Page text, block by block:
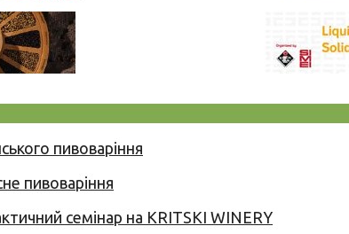
пивоваріння
пивоваріння
семінар на KRITSKI WINERY